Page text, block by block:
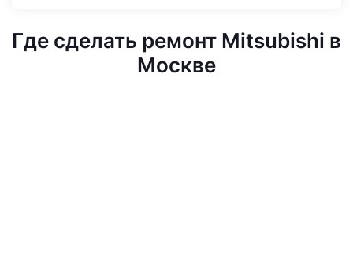
Где сделать ремонт Mitsubishi в
Москве